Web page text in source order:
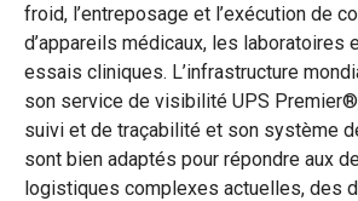
froid, l’entreposage et l’exécution de
d’appareils médicaux, les laboratoires
essais cliniques. L’infrastructure
son service de visibilité UPS
suivi et de traçabilité et son système
sont bien adaptés pour répondre aux
logistiques complexes actuelles, des